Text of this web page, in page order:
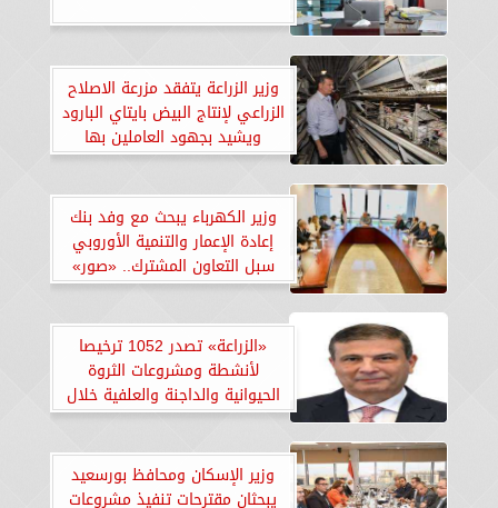
وزير الزراعة يتفقد مزرعة الاصلاح
الزراعي لإنتاج البيض بايتاي البارود
ويشيد بجهود العاملين بها
وزير الكهرباء يبحث مع وفد بنك
إعادة الإعمار والتنمية الأوروبي
سبل التعاون المشترك.. «صور»
«الزراعة» تصدر 1052 ترخيصا
لأنشطة ومشروعات الثروة
الحيوانية والداجنة والعلفية خلال
يوليو
وزير الإسكان ومحافظ بورسعيد
يبحثان مقترحات تنفيذ مشروعات